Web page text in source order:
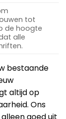
tot
de hoogte
alle
bestaande
altijd op
Ons
goed uit